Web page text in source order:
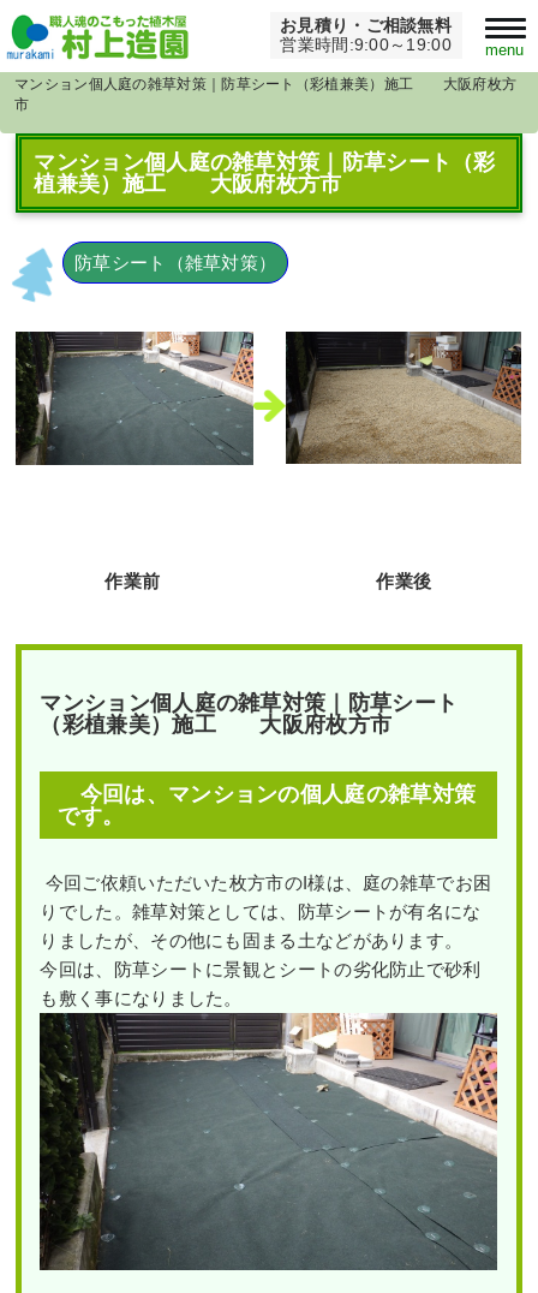
お見積り・ご相談無料
営業時間:9:00～19:00
menu
Home > 草刈り・芝刈り
マンション個人庭の雑草対策｜防草シート（彩植兼美）施工 大阪府枚方
市
マンション個人庭の雑草対策｜防草シート（彩
植兼美）施工 大阪府枚方市
防草シート（雑草対策）
作業前 作業後
マンション個人庭の雑草対策｜防草シート
（彩植兼美）施工 大阪府枚方市
今回は、マンションの個人庭の雑草対策
です。
今回ご依頼いただいた枚方市のI様は、庭の雑草でお困
りでした。雑草対策としては、防草シートが有名にな
りましたが、その他にも固まる土などがあります。
今回は、防草シートに景観とシートの劣化防止で砂利
も敷く事になりました。